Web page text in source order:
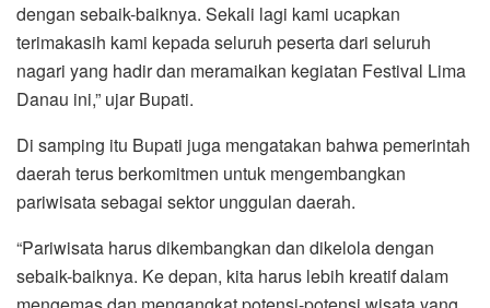
dengan sebaik-baiknya. Sekali lagi kami ucapkan
terimakasih kami kepada seluruh peserta dari seluruh
nagari yang hadir dan meramaikan kegiatan Festival Lima
Danau ini,” ujar Bupati.
Di samping itu Bupati juga mengatakan bahwa pemerintah
daerah terus berkomitmen untuk mengembangkan
pariwisata sebagai sektor unggulan daerah.
“Pariwisata harus dikembangkan dan dikelola dengan
sebaik-baiknya. Ke depan, kita harus lebih kreatif dalam